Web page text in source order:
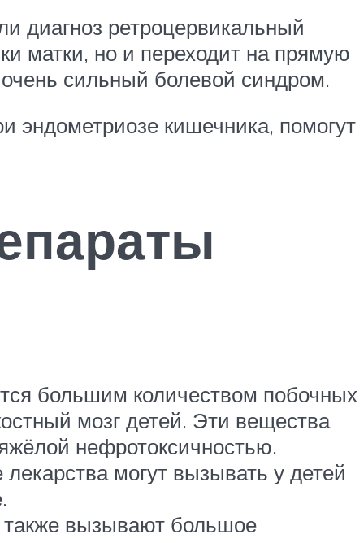
диагноз ретроцервикальный
матки, но и переходит на прямую
сильный болевой синдром.
эндометриозе кишечника, помогут
большим количеством побочных
мозг детей. Эти вещества
нефротоксичностью.
могут вызывать у детей
также вызывают большое